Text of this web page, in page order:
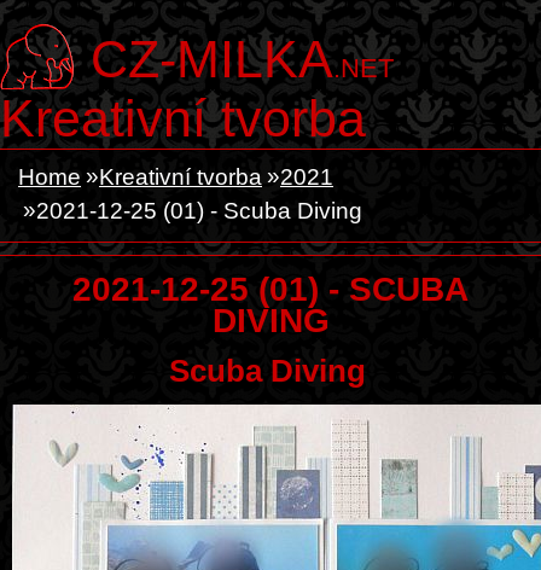
CZ-MILKA.NET
Kreativní tvorba
Home Kreativní tvorba
2021
2021-12-25 (01) - Scuba Diving
2021-12-25 (01) - SCUBA
DIVING
Scuba Diving